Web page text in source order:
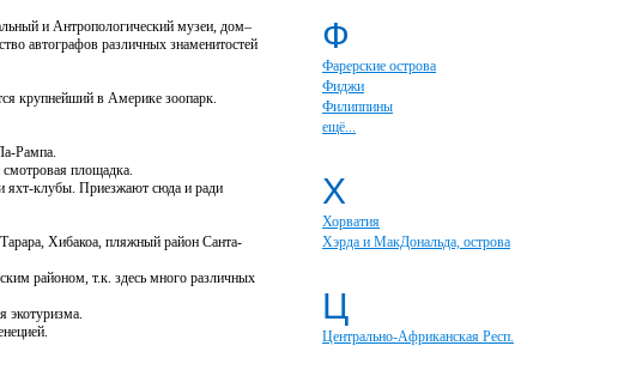
и Антропологический музеи, дом–
автографов различных знаменитостей
крупнейший в Америке зоопарк.
Рампа.
площадка.
яхт-клубы. Приезжают сюда и ради
Тарара, Хибакоа, пляжный район Санта-
районом, т.к. здесь много различных
экотуризма.
Ф
Фарерские острова
Фиджи
Филиппины
ещё...
Х
Хорватия
Хэрда и МакДональда, острова
Ц
Центрально-Африканская Респ.